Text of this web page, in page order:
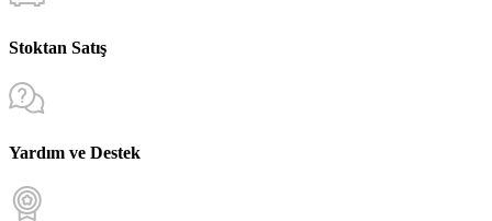
Stoktan Satış
Yardım ve Destek